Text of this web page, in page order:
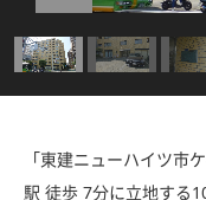
「東建ニューハイツ市
駅 徒歩 7分に立地する